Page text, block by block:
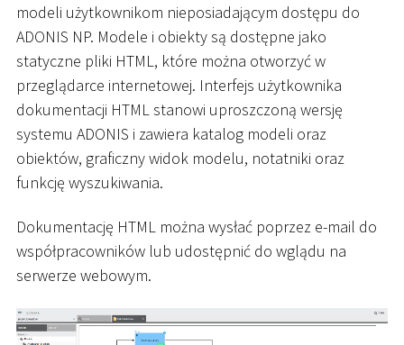
modeli użytkownikom nieposiadającym dostępu do
ADONIS NP. Modele i obiekty są dostępne jako
statyczne pliki HTML, które można otworzyć w
przeglądarce internetowej. Interfejs użytkownika
dokumentacji HTML stanowi uproszczoną wersję
systemu ADONIS i zawiera katalog modeli oraz
obiektów, graficzny widok modelu, notatniki oraz
funkcję wyszukiwania.
Dokumentację HTML można wysłać poprzez e-mail do
współpracowników lub udostępnić do wglądu na
serwerze webowym.